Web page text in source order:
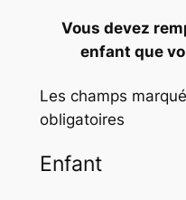
Vous devez
enfant que
Les champs
obligatoires
Enfant